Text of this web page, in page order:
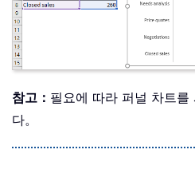
참고： 필요에 따라 퍼널 차트를
다。